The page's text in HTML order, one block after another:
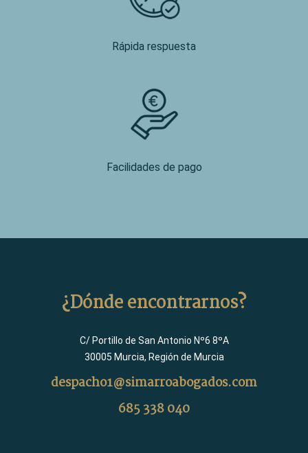
Rápida respuesta
Facilidades de pago
¿Dónde encontrarnos?
C/ Portillo de San Antonio Nº6 8ºA
30005 Murcia, Región de Murcia
despacho1@simarroabogados.com
685 338 040